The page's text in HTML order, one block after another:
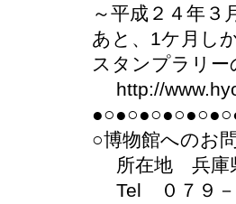
～平成２４年３
あと、1ケ月し
スタンプラリ
http://
○博物館へのお
所在地 兵庫
Tel ０７９－